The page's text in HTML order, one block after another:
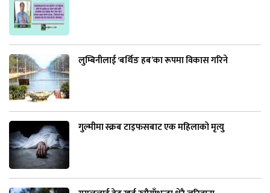
लुम्बिनीलाई ‘बर्थिङ हब’का रूपमा विकास गरिने
गुल्मीमा स्क्रब टाइफसबाट एक महिलाको मृत्यु